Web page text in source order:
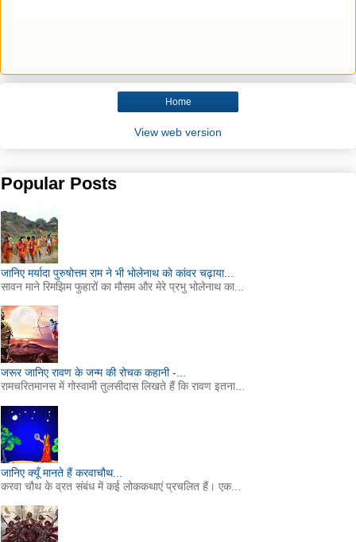
Home
View web version
Popular Posts
जानिए मर्यादा पुरुषोत्तम राम ने भी भोलेनाथ को कांवर चढ़ाया...
सावन माने रिमझिम फुहारों का मौसम और मेरे प्रभु भोलेनाथ का...
जरूर जानिए रावण के जन्म की रोचक कहानी -...
रामचरितमानस में गोस्वामी तुलसीदास लिखते हैं कि रावण इतना...
जानिए क्यूँ मानते हैं करवाचौथ...
करवा चौथ के व्रत संबंध में कई लोककथाएं प्रचलित हैं। एक...